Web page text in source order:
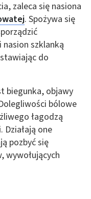
zaleca się nasiona
. Spożywa się
nasion szklanką
do
biegunka, objawy
bólowe
łagodzą
one
pozbyć się
wywołujących